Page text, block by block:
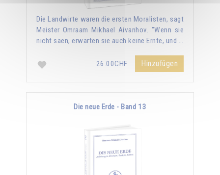
Die Landwirte waren die ersten Moralisten, sagt
Meister Omraam Mikhael Aivanhov. "Wenn sie
nicht säen, erwarten sie auch keine Ernte, und …
26.00CHF Hinzufügen
Die neue Erde - Band 13